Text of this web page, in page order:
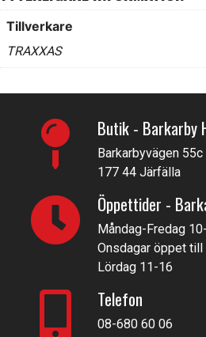
Tillverkare
TRAXXAS
Butik - Barkarby
Barkarbyvägen 55c
177 44 Järfälla
Öppettider -
Måndag-Fredag
Onsdagar öppet till
Lördag 11-16
Telefon
08-680 60 06